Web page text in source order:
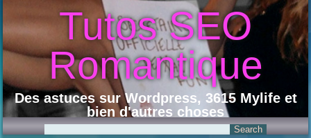
Tutos SEO
Romantique
Des astuces sur Wordpress, 3615 Mylife et
bien d'autres choses